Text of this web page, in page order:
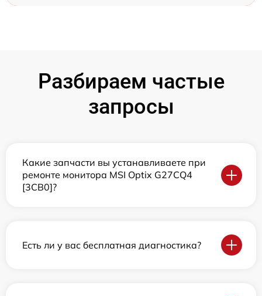
Разбираем частые
запросы
Какие запчасти вы устанавливаете при
ремонте монитора MSI Optix G27CQ4
[3CB0]?
Есть ли у вас бесплатная диагностика?